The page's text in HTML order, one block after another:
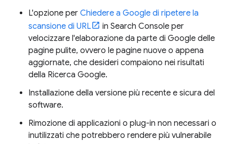
L'opzione per Chiedere a Google di ripetere la
scansione di URL
in Search Console per
velocizzare l'elaborazione da parte di Google delle
pagine pulite, ovvero le pagine nuove o appena
aggiornate, che desideri compaiono nei risultati
della Ricerca Google.
Installazione della versione più recente e sicura del
software.
Rimozione di applicazioni o plug-in non necessari o
inutilizzati che potrebbero rendere più vulnerabile